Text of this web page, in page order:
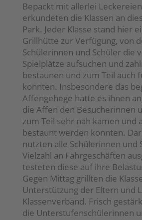
Bepackt mit allerlei
erkundeten die Klassen an
Park. Jeder Klasse stand hier
Grillhütte zur Verfügung, von
Schülerinnen und Schüler die
Spielplätze aufsuchen und
bestaunen und zum Teil auch
konnten. Insbesondere das
Affengehege hatte es ihnen
die Affen den Besucherinnen
zum Teil sehr nah kamen und
bestaunt werden konnten.
nutzten alle Schülerinnen und
Vielzahl an Fahrgeschäften
testeten diese auf ihre
Gegen Mittag grillten die
Unterstützung der Eltern und
Klassenverband. Frisch
die Unterstufenschülerinnen